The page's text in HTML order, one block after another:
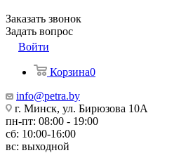
Заказать звонок
Задать вопрос
Войти
Корзина0
info@petra.by
г. Минск, ул. Бирюзова 10А
пн-пт: 08:00 - 19:00
сб: 10:00-16:00
вс: выходной